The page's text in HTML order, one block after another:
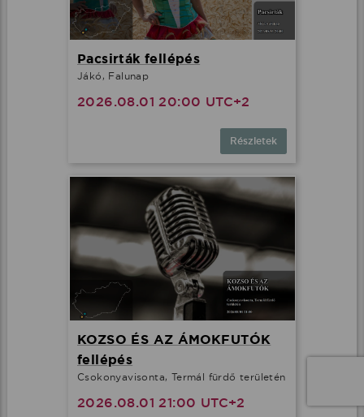
Pacsirták fellépés
Jákó, Falunap
2026.08.01 20:00 UTC+2
Részletek
KOZSO ÉS AZ ÁMOKFUTÓK
fellépés
Csokonyavisonta, Termál fürdő területén
2026.08.01 21:00 UTC+2